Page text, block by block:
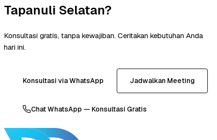
Tapanuli Selatan?
Konsultasi gratis, tanpa kewajiban. Ceritakan kebutuhan Anda
hari ini.
Konsultasi via WhatsApp Jadwalkan Meeting
Chat WhatsApp — Konsultasi Gratis